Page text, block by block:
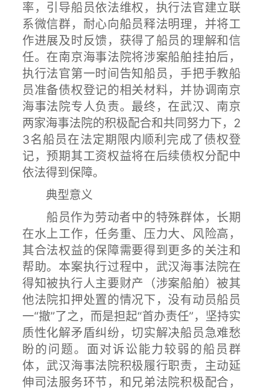
率，引导船员依法维权，执行法官建立联
系微信群，耐心向船员释法明理，并将工
作进展及时反馈，获得了船员的理解和信
任。在南京海事法院将涉案船舶挂拍后，
执行法官第一时间告知船员，手把手教船
员准备债权登记的相关材料，并协调南京
海事法院专人负责。最终，在武汉、南京
两家海事法院的积极配合和共同努力下，2
3名船员在法定期限内顺利完成了债权登
记，预期其工资权益将在后续债权分配中
依法得到保障。
典型意义
船员作为劳动者中的特殊群体，长期
在水上工作，任务重、压力大、风险高，
其合法权益的保障需要得到更多的关注和
帮助。本案执行过程中，武汉海事法院在
得知被执行人主要财产（涉案船舶）被其
他法院扣押处置的情况下，没有动员船员
一“撤”了之，而是担起“首办责任”，坚持实
质性化解矛盾纠纷，切实解决船员急难愁
盼的问题。面对诉讼能力较弱的船员群
体，武汉海事法院积极履行职责，主动延
伸司法服务环节，和兄弟法院积极配合，